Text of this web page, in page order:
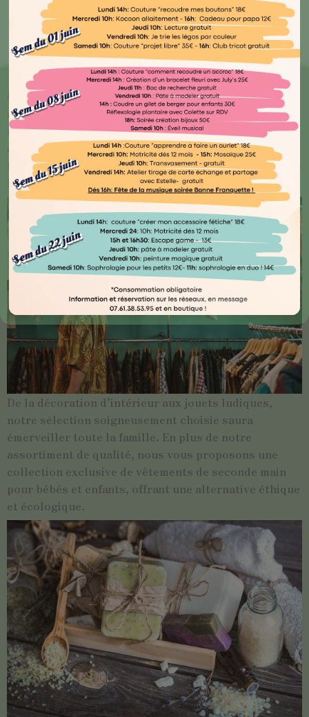
Bout'🖤 Kocoon
Chez Kocoon Family, chaque détail compte ! Plongez
dans notre univers où qualité et originalité se
rencontrent. Explorez notre vaste gamme de produits
conçus avec amour par des artisans normands ou
français, ainsi que des marques renommées telles que
Djego et Le Petit Souk.
De la décoration d’intérieur aux jouets ludiques,
notre sélection soigneusement choisie saura
émerveiller toute la famille. En plus de notre
assortiment de qualité, nous vous proposons une
collection exclusive de vêtements de seconde main
pour bébés et enfants, offrant une alternative éthique
et écologique.